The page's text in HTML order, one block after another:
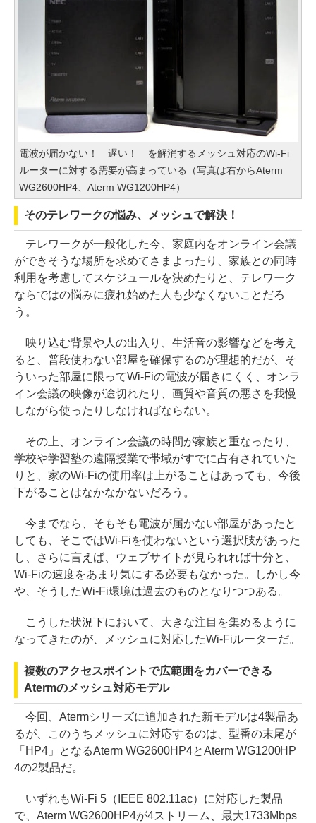
電波が届かない！ 遅い！ を解消するメッシュ対応のWi-Fi
ルーターに対する需要が高まっている（写真は右からAterm
WG2600HP4、Aterm WG1200HP4）
そのテレワークの悩み、メッシュで解決！
テレワークが一般化した今、家庭内をオンライン会議
ができそうな場所を求めてさまよったり、家族との同時
利用を考慮してスケジュールを決めたりと、テレワーク
ならではの悩みに疲れ始めた人も少なくないことだろ
う。
映り込む背景や人の出入り、生活音の影響などを考え
ると、普段使わない部屋を確保するのが理想的だが、そ
ういった部屋に限ってWi-Fiの電波が届きにくく、オンラ
イン会議の映像が途切れたり、画質や音質の悪さを我慢
しながら使ったりしなければならない。
その上、オンライン会議の時間が家族と重なったり、
学校や学習塾の遠隔授業で帯域がすでに占有されていた
りと、家のWi-Fiの使用率は上がることはあっても、今後
下がることはなかなかないだろう。
今までなら、そもそも電波が届かない部屋があったと
しても、そこではWi-Fiを使わないという選択肢があった
し、さらに言えば、ウェブサイトが見られれば十分と、
Wi-Fiの速度をあまり気にする必要もなかった。しかし今
や、そうしたWi-Fi環境は過去のものとなりつつある。
こうした状況下において、大きな注目を集めるように
なってきたのが、メッシュに対応したWi-Fiルーターだ。
複数のアクセスポイントで広範囲をカバーできる
Atermのメッシュ対応モデル
今回、Atermシリーズに追加された新モデルは4製品あ
るが、このうちメッシュに対応するのは、型番の末尾が
「HP4」となるAterm WG2600HP4とAterm WG1200HP
4の2製品だ。
いずれもWi-Fi 5（IEEE 802.11ac）に対応した製品
で、Aterm WG2600HP4が4ストリーム、最大1733Mbps